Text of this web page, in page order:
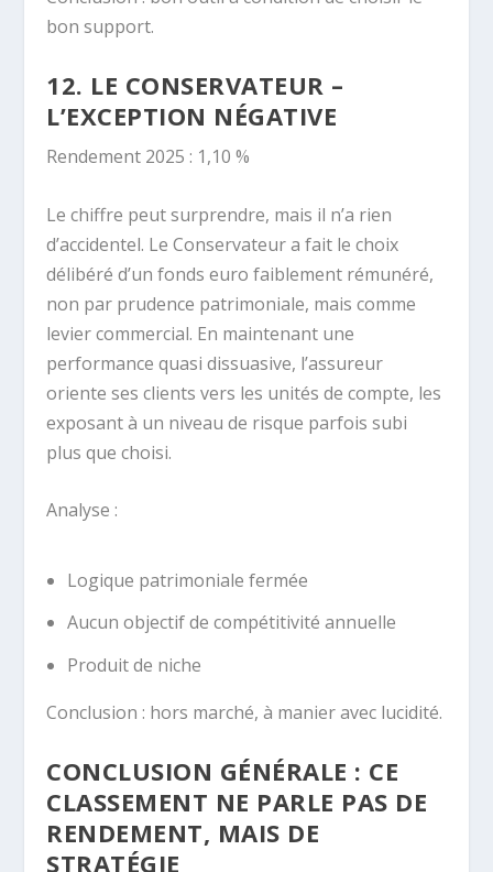
bon support.
12. LE CONSERVATEUR –
L’EXCEPTION NÉGATIVE
Rendement 2025 : 1,10 %
Le chiffre peut surprendre, mais il n’a rien
d’accidentel. Le Conservateur a fait le choix
délibéré d’un fonds euro faiblement rémunéré,
non par prudence patrimoniale, mais comme
levier commercial. En maintenant une
performance quasi dissuasive, l’assureur
oriente ses clients vers les unités de compte, les
exposant à un niveau de risque parfois subi
plus que choisi.
Analyse :
Logique patrimoniale fermée
Aucun objectif de compétitivité annuelle
Produit de niche
Conclusion : hors marché, à manier avec lucidité.
CONCLUSION GÉNÉRALE : CE
CLASSEMENT NE PARLE PAS DE
RENDEMENT, MAIS DE
STRATÉGIE